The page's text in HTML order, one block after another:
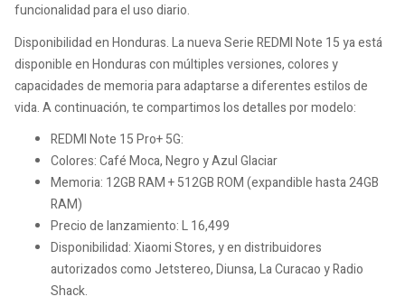
funcionalidad para el uso diario.
Disponibilidad en Honduras. La nueva Serie REDMI Note 15 ya está
disponible en Honduras con múltiples versiones, colores y
capacidades de memoria para adaptarse a diferentes estilos de
vida. A continuación, te compartimos los detalles por modelo:
REDMI Note 15 Pro+ 5G:
Colores: Café Moca, Negro y Azul Glaciar
Memoria: 12GB RAM + 512GB ROM (expandible hasta 24GB
RAM)
Precio de lanzamiento: L 16,499
Disponibilidad: Xiaomi Stores, y en distribuidores
autorizados como Jetstereo, Diunsa, La Curacao y Radio
Shack.